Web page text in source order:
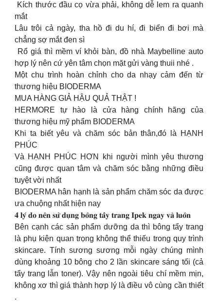
︎ Kích thước đầu cọ vừa phải, không dễ lem ra quanh
mắt
Lâu trôi cả ngày, tha hồ đi du hí, đi biển đi bơi mà
chẳng sợ mắt đen sì
︎ Rổ giá thì mềm ví khỏi bàn, đồ nhà Maybelline auto
hợp lý nên cứ yên tâm chọn mặt gửi vàng thuii nhé .
Một chu trình hoàn chỉnh cho da nhạy cảm đến từ
thương hiệu BIODERMA
MUA HÀNG GIẢ HẬU QUẢ THẬT !
HERMORE tự hào là cửa hàng chính hãng của
thương hiệu mỹ phẩm BIODERMA
Khi ta biết yêu và chăm sóc bản thân,đó là HẠNH
PHÚC
Và HẠNH PHÚC HƠN khi người mình yêu thương
cũng được quan tâm và chăm sóc bằng những điều
tuyệt vời nhất
BIODERMA hân hạnh là sản phẩm chăm sóc da được
ưa chuộng nhất hiện nay
𝟒 𝐥𝐲́ 𝐝𝐨 𝐧𝐞̂𝐧 𝐬𝐮̛̉ 𝐝𝐮̣𝐧𝐠 𝐛𝐨̂𝐧𝐠 𝐭𝐚̂̉𝐲 𝐭𝐫𝐚𝐧𝐠 𝐈𝐩𝐞𝐤 𝐧𝐠𝐚𝐲 𝐯𝐚̀ 𝐥𝐮𝐨̂𝐧
Bên cạnh các sản phẩm dưỡng da thì bông tẩy trang
là phụ kiện quan trọng không thể thiếu trong quy trình
skincare. Tính sương sương mỗi ngày chúng mình
dùng khoảng 10 bông cho 2 lần skincare sáng tối (cả
tẩy trang lẫn toner). Vậy nên ngoài tiêu chí mềm mịn,
không xơ thì giá thành hợp lý là điều vô cùng cần thiết
.